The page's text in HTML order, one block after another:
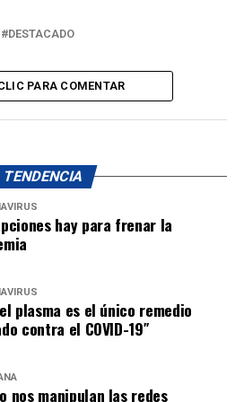
DESTACADO
PARA COMENTAR
TENDENCIA
hay para frenar la
plasma es el único remedio
contra el COVID-19″
nos manipulan las redes